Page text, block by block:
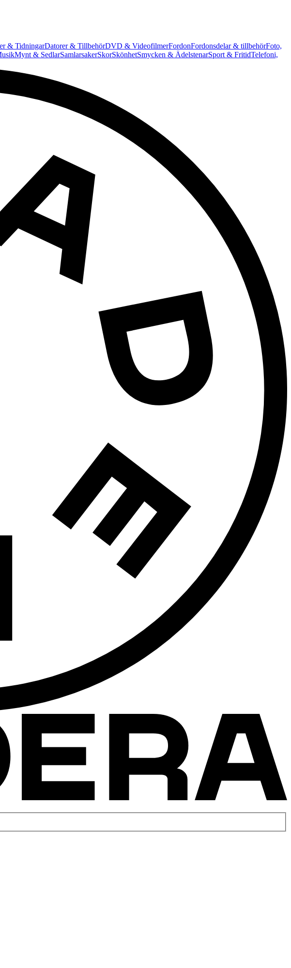
& TidningarDatorer & TillbehörDVD & VideofilmerFordonFordonsdelar & tillbehörFoto,
Mynt & SedlarSamlarsakerSkorSkönhetSmycken & ÄdelstenarSport & FritidTelefoni,